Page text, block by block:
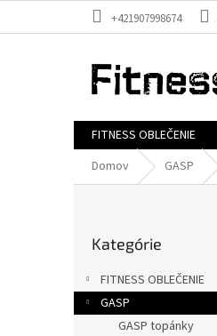
+421907998674
FITNESS OBLEČENIE
Domov
GASP
p
a
kategórie
Kategórie
FITNESS OBLEČENIE
GASP
GASP topánky